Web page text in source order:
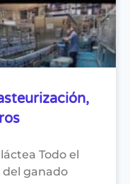
Todo el
del ganado